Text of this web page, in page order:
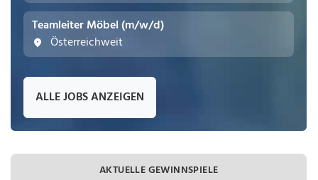
Teamleiter Möbel (m/w/d)
Österreichweit
ALLE JOBS ANZEIGEN
AKTUELLE GEWINNSPIELE